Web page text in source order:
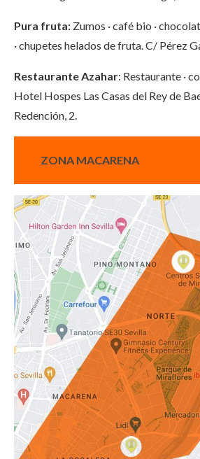
Pura fruta: Zumos · café bio ·
· chupetes helados de fruta. C/ Pérez
Restaurante Azahar: Restaurante ·
Hotel Hospes Las Casas del Rey de
Redención, 2.
ZONA MACARENA